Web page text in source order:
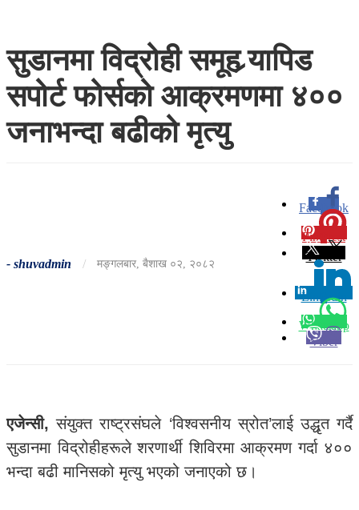
सुडानमा विद्रोही समूह र्‍यापिड
सपोर्ट फोर्सको आक्रमणमा ४००
जनाभन्दा बढीको मृत्यु
- shuvadmin / मङ्गलबार, बैशाख ०२, २०८२
Facebook
0
Pinterest
Twitter
Linkedin
0
Whatsapp
Viber
एजेन्सी, संयुक्त राष्ट्रसंघले ‘विश्वसनीय स्रोत’लाई उद्धृत गर्दै
सुडानमा विद्रोहीहरूले शरणार्थी शिविरमा आक्रमण गर्दा ४००
भन्दा बढी मानिसको मृत्यु भएको जनाएको छ।